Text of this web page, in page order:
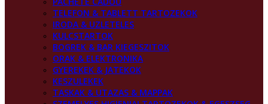
TELEFON & TABLETT TARTOZEKOK
IRODA & UZLETELES
KULCSTARTOK
BOGREK & BAR KIEGESZITOK
ORAK & ELEKTRONIKA
GYEREKEK & JATEKOK
KESZULEKEK
TASKAK & UTAZAS & MAPPAK